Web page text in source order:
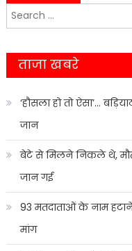
navigation
Search
for:
ताजा खबरे
‘हौसला हो तो ऐसा’…
जान
बेटे से मिलने निकले थे,
जान गई
93 मतदाताओं के नाम
मांग